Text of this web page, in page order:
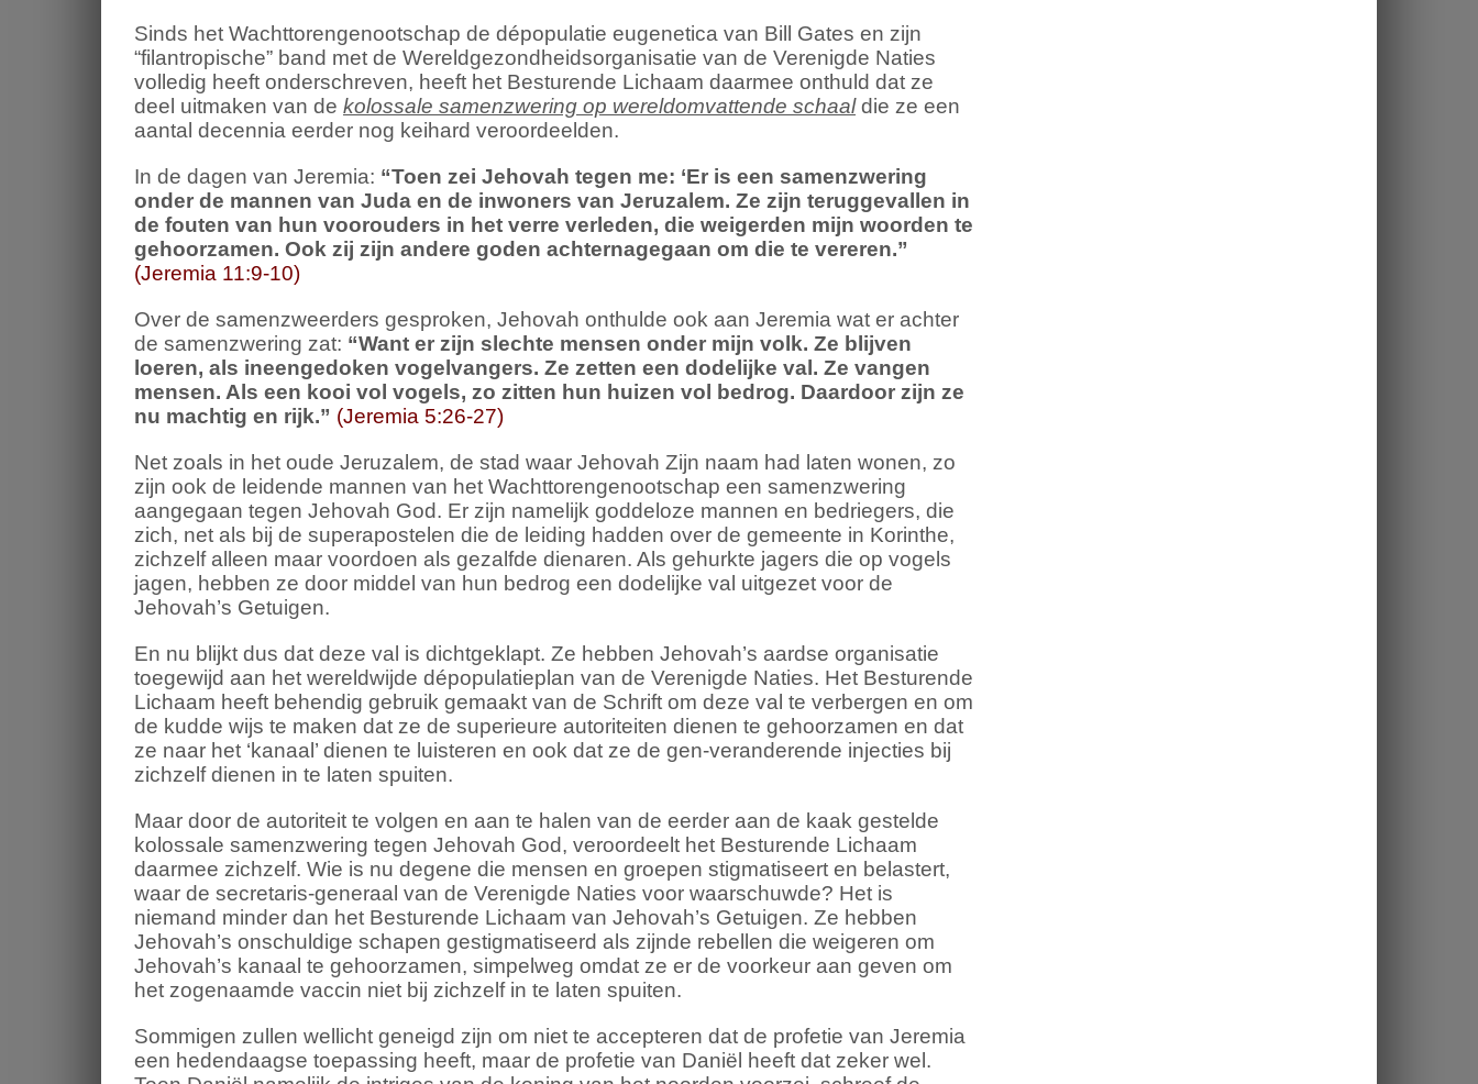
Sinds het Wachttorengenootschap de dépopulatie eugenetica van Bill Gates en zijn
“filantropische” band met de Wereldgezondheidsorganisatie van de Verenigde Naties
volledig heeft onderschreven, heeft het Besturende Lichaam daarmee onthuld dat ze
deel uitmaken van de kolossale samenzwering op wereldomvattende schaaldie ze een
aantal decennia eerder nog keihard veroordeelden.
In de dagen van Jeremia: “Toen zei Jehovah tegen me: ‘Er is een samenzwering
onder de mannen van Juda en de inwoners van Jeruzalem. Ze zijn teruggevallen in
de fouten van hun voorouders in het verre verleden, die weigerden mijn woorden te
gehoorzamen. Ook zij zijn andere goden achternagegaan om die te vereren.”
(Jeremia 11:9-10)
Over de samenzweerders gesproken, Jehovah onthulde ook aan Jeremia wat er achter
de samenzwering zat: “Want er zijn slechte mensen onder mijn volk. Ze blijven
loeren, als ineengedoken vogelvangers. Ze zetten een dodelijke val. Ze vangen
mensen. Als een kooi vol vogels, zo zitten hun huizen vol bedrog. Daardoor zijn ze
nu machtig en rijk.” (Jeremia 5:26-27)
Net zoals in het oude Jeruzalem, de stad waar Jehovah Zijn naam had laten wonen, zo
zijn ook de leidende mannen van het Wachttorengenootschap een samenzwering
aangegaan tegen Jehovah God. Er zijn namelijk goddeloze mannen en bedriegers, die
zich, net als bij de superapostelen die de leiding hadden over de gemeente in Korinthe,
zichzelf alleen maar voordoen als gezalfde dienaren. Als gehurkte jagers die op vogels
jagen, hebben ze door middel van hun bedrog een dodelijke val uitgezet voor de
Jehovah’s Getuigen.
En nu blijkt dus dat deze val is dichtgeklapt. Ze hebben Jehovah’s aardse organisatie
toegewijd aan het wereldwijde dépopulatieplan van de Verenigde Naties. Het Besturende
Lichaam heeft behendig gebruik gemaakt van de Schrift om deze val te verbergen en om
de kudde wijs te maken dat ze de superieure autoriteiten dienen te gehoorzamen en dat
ze naar het ‘kanaal’ dienen te luisteren en ook dat ze de gen-veranderende injecties bij
zichzelf dienen in te laten spuiten.
Maar door de autoriteit te volgen en aan te halen van de eerder aan de kaak gestelde
kolossale samenzwering tegen Jehovah God, veroordeelt het Besturende Lichaam
daarmee zichzelf. Wie is nu degene die mensen en groepen stigmatiseert en belastert,
waar de secretaris-generaal van de Verenigde Naties voor waarschuwde? Het is
niemand minder dan het Besturende Lichaam van Jehovah’s Getuigen. Ze hebben
Jehovah’s onschuldige schapen gestigmatiseerd als zijnde rebellen die weigeren om
Jehovah’s kanaal te gehoorzamen, simpelweg omdat ze er de voorkeur aan geven om
het zogenaamde vaccin niet bij zichzelf in te laten spuiten.
Sommigen zullen wellicht geneigd zijn om niet te accepteren dat de profetie van Jeremia
een hedendaagse toepassing heeft, maar de profetie van Daniël heeft dat zeker wel.